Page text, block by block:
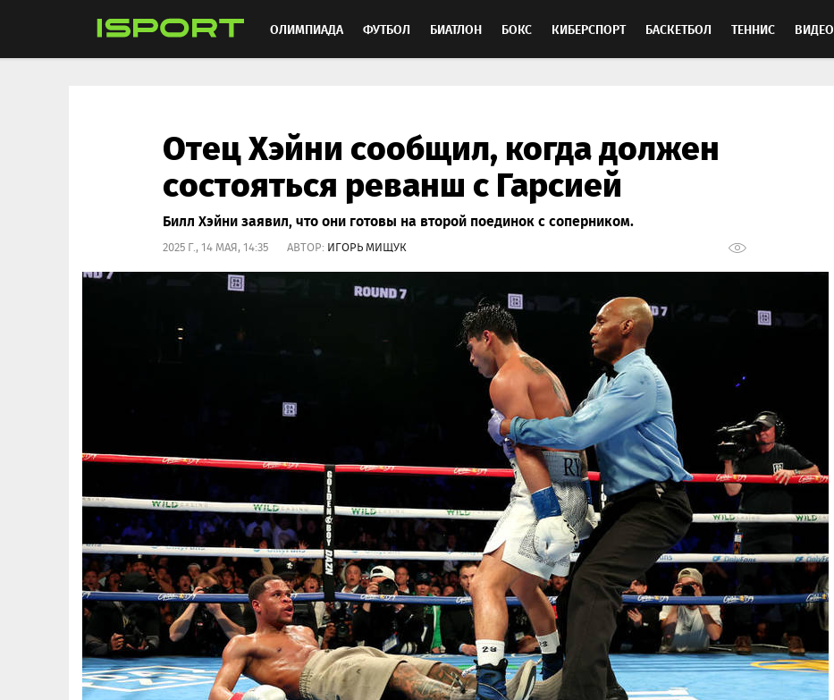
ОЛИМПИАДА ФУТБОЛ БИАТЛОН БОКС КИБЕРСПОРТ БАСКЕТБОЛ ТЕННИС ВИДЕО
Отец Хэйни сообщил, когда должен
состояться реванш с Гарсией
Билл Хэйни заявил, что они готовы на второй поединок с соперником.
2025 Г., 14 МАЯ, 14:35 АВТОР: ИГОРЬ МИЩУК